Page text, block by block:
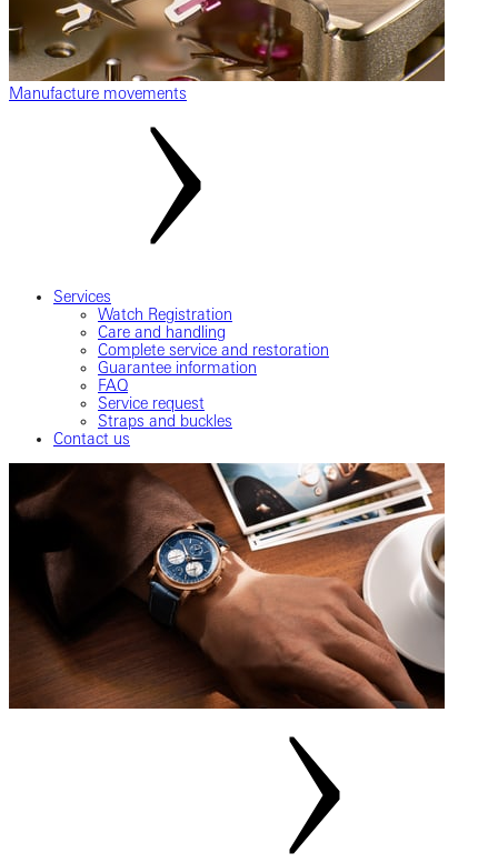
Manufacture movements
Services
Watch Registration
Care and handling
Complete service and restoration
Guarantee information
FAQ
Service request
Straps and buckles
Contact us